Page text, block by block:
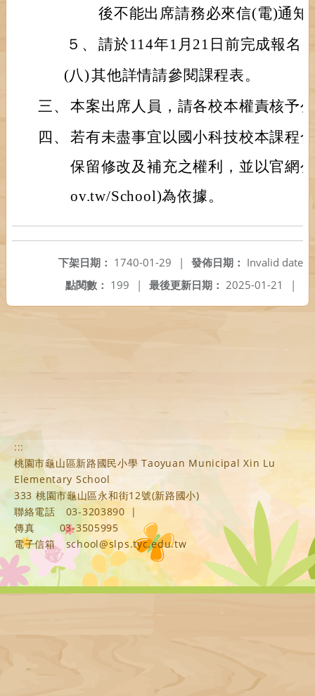
後不能出席請務必來信(電)通知
５、 請於114年1月21日前完成報名
(八)其他詳情請參閱課程表。
三、 本案出席人員，請各校本權責核予
四、 若有未盡事宜以國小科技校本課程
保留修改及補充之權利，並以官網
ov.tw/School)為依據。
發佈日期： Invalid date
下架日期： 1740-01-29
|
最後更新日期： 2025-01-21 |
點閱數： 199 |
:::
桃園市龜山區新路國民小學 Taoyuan Municipal Xin Lu
Elementary School
333 桃園市龜山區永和街12號(新路國小)
聯絡電話
03-3203890
|
傳真
03-3505995
電子信箱
school@slps.tyc.edu.tw